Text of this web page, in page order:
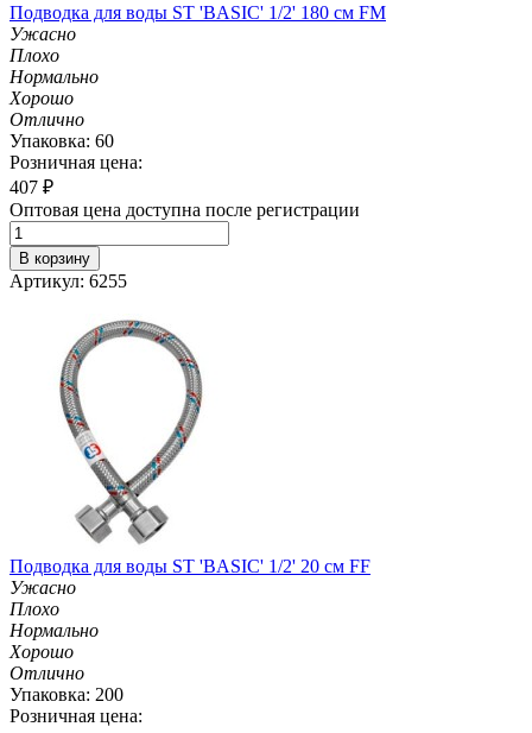
Подводка для воды ST 'BASIC' 1/2' 180 см FM
Ужасно
Плохо
Нормально
Хорошо
Отлично
Упаковка: 60
Розничная цена:
407 ₽
Оптовая цена доступна после регистрации
В корзину
Артикул: 6255
Подводка для воды ST 'BASIC' 1/2' 20 см FF
Ужасно
Плохо
Нормально
Хорошо
Отлично
Упаковка: 200
Розничная цена: